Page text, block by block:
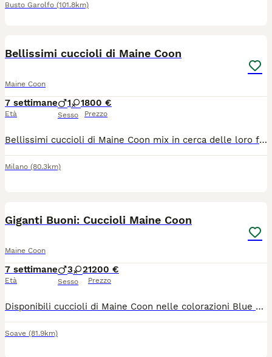
Busto Garolfo (101.8km)
Bellissimi cuccioli di Maine Coon
Maine Coon
7 settimane
Età
1 1
Sesso
800 €
Prezzo
Bellissimi cuccioli di Maine Coon mix in cerca delle loro famiglie per sempre. Attualmente abbiamo disponibili un maschietto e una femminuccia, entrambi con un carattere meraviglioso e una personalità dolce, affettuosa e tranquilla. I cuccioli sono cresciuti in un ambiente familiare pieno di amore e sono abituati alla vita quotidiana in casa. Sono stati socializzati con bambini, altri gatti e il nostro piccolo Shih Tzu, imparando fin da piccoli a essere socievoli, sicuri di sé e ben equilibrati. La loro mamma è la nostra amata gatta di famiglia ed è per metà Maine Coon. Ha un temperamento splendido e siamo rimasti così soddisfatti della sua prima cucciolata che abbiamo deciso di tenere uno dei suoi bellissimi maschietti. Questi cuccioli hanno ereditato il suo carattere dolce e stanno crescendo come piccoli compagni affettuosi, giocherelloni e pieni di personalità. Sono disponibili per le visite e saremo felici di conoscere le potenziali famiglie, così da assicurarci che trovino la casa amorevole che meritano. Per maggiori informazioni o per organizzare una visita, non esitate a contattarci.
Milano (80.3km)
Giganti Buoni: Cuccioli Maine Coon
Maine Coon
7 settimane
Età
3 2
Sesso
1200 €
Prezzo
Disponibili cuccioli di Maine Coon nelle colorazioni Blue e black silver e smoke, nati il 16/06/2026 disponibili dalla metà di settembre. Proveniente dall'allevamento amatoriale Rock's Spirit, i cuccioli vengono ceduti con: . Pedigree WCF . Ciclo vaccinale completo e sverminazioni effettuate . Genitori testati con esito N/N sia per i test genetici che per l'ecocardiogramma. . Kit cuccioli Dolcissimi ed abituati al contesto domestico. Per informazioni, foto e dettagli sui costi, contattami in privato.
Soave (81.9km)